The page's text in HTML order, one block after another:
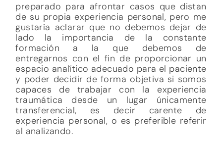
preparado para afrontar casos que distan
de su propia experiencia personal, pero me
gustaría aclarar que no debemos dejar de
lado la importancia de la constante
formación a la que debemos de
entregarnos con el fin de proporcionar un
espacio analítico adecuado para el paciente
y poder decidir de forma objetiva si somos
capaces de trabajar con la experiencia
traumática desde un lugar únicamente
transferencial, es decir carente de
experiencia personal, o es preferible referir
al analizando.